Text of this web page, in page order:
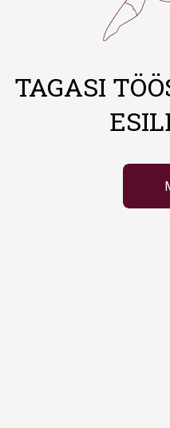
TAGASI